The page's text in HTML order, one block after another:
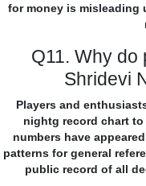
for money is misleading
Q11. Why do
Shridevi
Players and
nightg record chart
numbers have
patterns for general
public record of all